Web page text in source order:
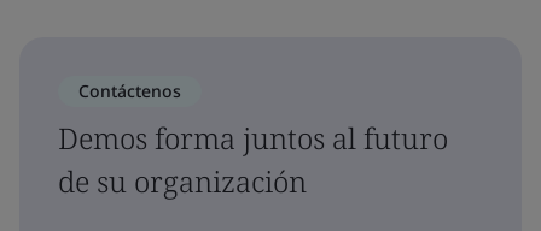
Contáctenos
Demos forma juntos al futuro
de su organización